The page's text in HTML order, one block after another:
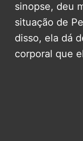
sinopse, deu
situação de
disso, ela dá
corporal que